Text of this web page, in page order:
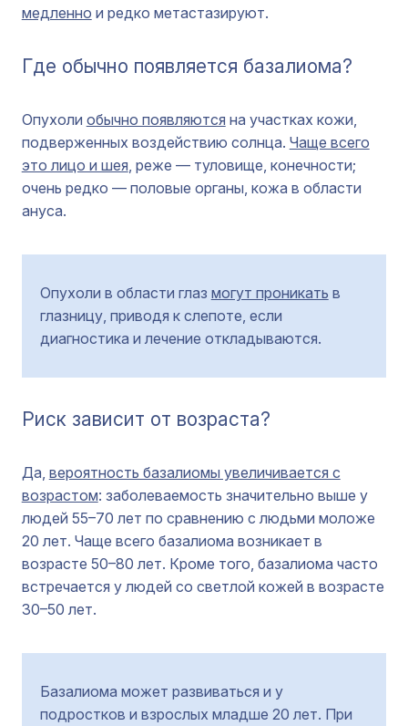
медленно и редко метастазируют.
Где обычно появляется базалиома?
Опухоли обычно появляются на участках кожи,
подверженных воздействию солнца. Чаще всего
это лицо и шея , реже — туловище, конечности;
очень редко — половые органы, кожа в области
ануса.
Опухоли в области глаз могут проникать в
глазницу, приводя к слепоте, если
диагностика и лечение откладываются.
Риск зависит от возраста?
Да, вероятность базалиомы увеличивается с
возрастом: заболеваемость значительно выше у
людей 55–70 лет по сравнению с людьми моложе
20 лет. Чаще всего базалиома возникает в
возрасте 50–80 лет. Кроме того, базалиома часто
встречается у людей со светлой кожей в возрасте
30–50 лет.
Базалиома может развиваться и у
подростков и взрослых младше 20 лет. При